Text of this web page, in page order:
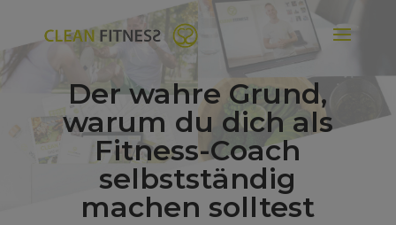
Der wahre Grund,
warum du dich als
Fitness-Coach
selbstständig
machen solltest